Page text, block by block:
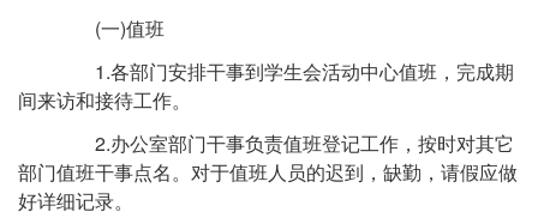
(一)值班
1.各部门安排干事到学生会活动中心值班，完成期
间来访和接待工作。
2.办公室部门干事负责值班登记工作，按时对其它
部门值班干事点名。对于值班人员的迟到，缺勤，请假应做
好详细记录。